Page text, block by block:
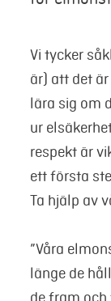
Vi tycker
är) att det
lära sig om
ur
respekt är
ett första
Ta hjälp av
”Våra
länge de